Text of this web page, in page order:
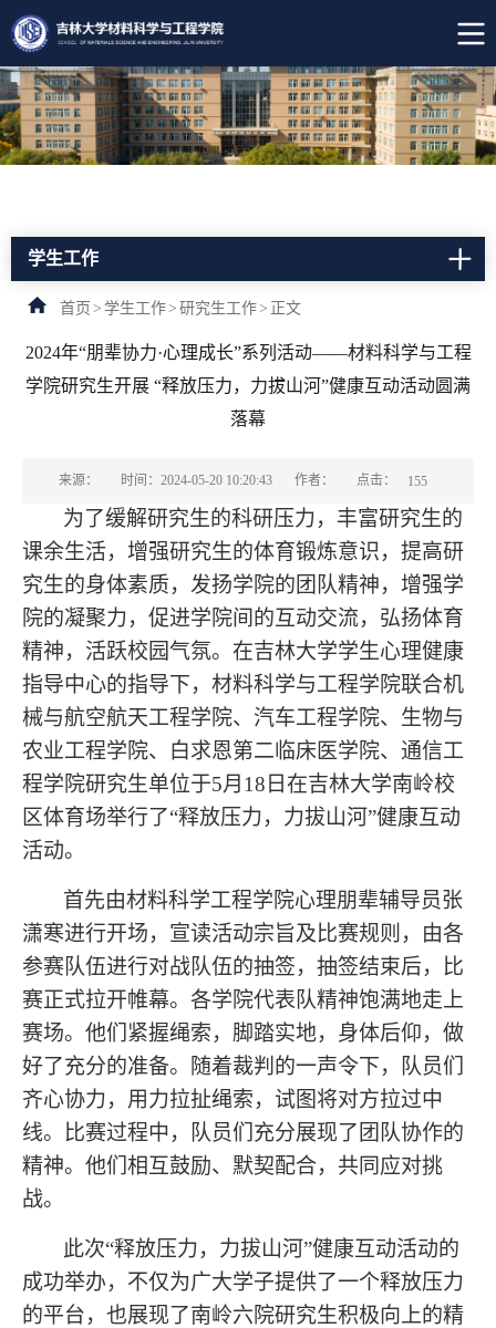
学生工作
首页 > 学生工作> 研究生工作> 正文
2024年“朋辈协力·心理成长”系列活动——材料科学与工程
学院研究生开展 “释放压力，力拔山河”健康互动活动圆满
落幕
来源： 时间：2024-05-20 10:20:43 作者： 点击： 155
为了缓解研究生的科研压力，丰富研究生的
课余生活，增强研究生的体育锻炼意识，提高研
究生的身体素质，发扬学院的团队精神，增强学
院的凝聚力，促进学院间的互动交流，弘扬体育
精神，活跃校园气氛。在吉林大学学生心理健康
指导中心的指导下，材料科学与工程学院联合机
械与航空航天工程学院、汽车工程学院、生物与
农业工程学院、白求恩第二临床医学院、通信工
程学院研究生单位于5月18日在吉林大学南岭校
区体育场举行了“释放压力，力拔山河”健康互动
活动。
首先由材料科学工程学院心理朋辈辅导员张
潇寒进行开场，宣读活动宗旨及比赛规则，由各
参赛队伍进行对战队伍的抽签， 抽签结束后，比
赛正式拉开帷幕。各学院代表队精神饱满地走上
赛场。他们紧握绳索，脚踏实地，身体后仰，做
好了充分的准备。随着裁判的一声令下，队员们
齐心协力，用力拉扯绳索，试图将对方拉过中
线。比赛过程中，队员们充分展现了团队协作的
精神。他们相互鼓励、默契配合，共同应对挑
战。
此次“释放压力，力拔山河”健康互动活动的
成功举办，不仅为广大学子提供了一个释放压力
的平台，也展现了南岭六院研究生积极向上的精